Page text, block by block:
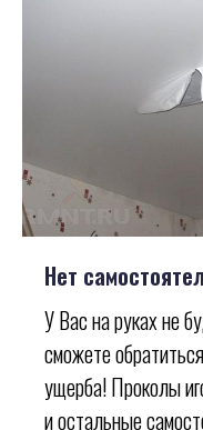
Нет
У Вас на руках не
сможете
ущерба! Проколы
и остальные